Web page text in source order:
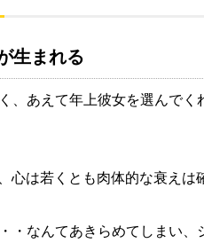
生まれる
、あえて年上彼女を選んで
は若くとも肉体的な衰えは
・なんてあきらめてしまい